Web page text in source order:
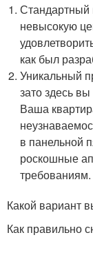
Стандартный
невысокую
как был
Уникальный
зато здесь
Ваша
в панельной
роскошные
требованиям.
Какой вариант
Как правильно